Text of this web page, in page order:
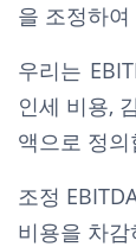
을 조정하
우리는
인세 비용,
액으로 정
조정
비용을 차